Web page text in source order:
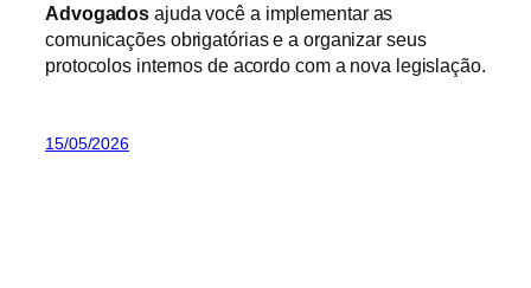
Advogados ajuda você a implementar as
comunicações obrigatórias e a organizar seus
protocolos internos de acordo com a nova legislação.
15/05/2026